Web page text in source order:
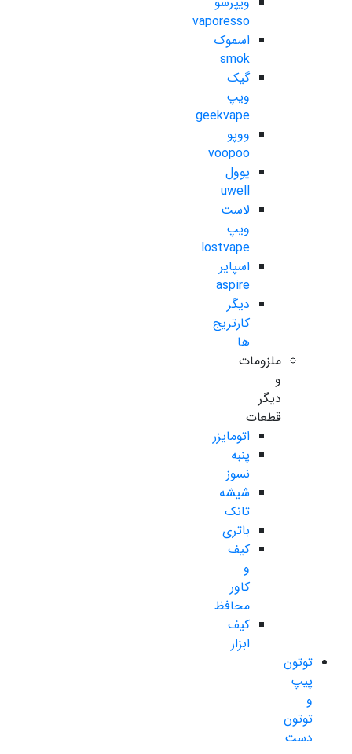
vaporesso
اسموک
smok
گیک
ویپ
geekvape
ووپو
voopoo
یوول
uwell
لاست
ویپ
lostvape
اسپایر
aspire
دیگر
کارتریج
ها
ملزومات
و
دیگر
قطعات
اتومایزر
پنبه
نسوز
شیشه
تانک
باتری
کیف
و
کاور
محافظ
کیف
ابزار
توتون
پیپ
و
توتون
دست